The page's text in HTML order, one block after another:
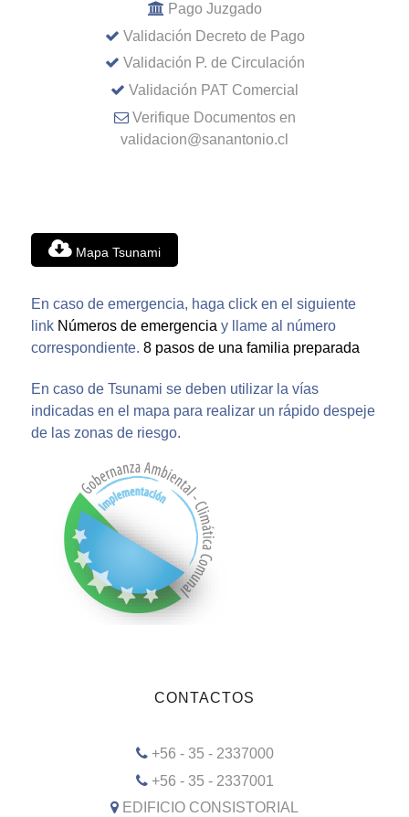
Pago Juzgado
Validación Decreto de Pago
Validación P. de Circulación
Validación PAT Comercial
Verifique Documentos en
validacion@sanantonio.cl
Mapa Tsunami
En caso de emergencia, haga click en el siguiente
link Números de emergencia y llame al número
correspondiente. 8 pasos de una familia preparada
En caso de Tsunami se deben utilizar la vías
indicadas en el mapa para realizar un rápido despeje
de las zonas de riesgo.
CONTACTOS
+56 - 35 - 2337000
+56 - 35 - 2337001
EDIFICIO CONSISTORIAL